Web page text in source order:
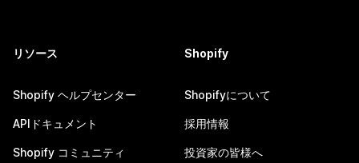
リソース
Shopify ヘルプセンター
APIドキュメント
Shopify コミュニティ
Shopify
Shopifyについて
採用情報
投資家の皆様へ